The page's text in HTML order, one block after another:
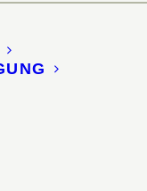
: Hon.-Prof. Dr.